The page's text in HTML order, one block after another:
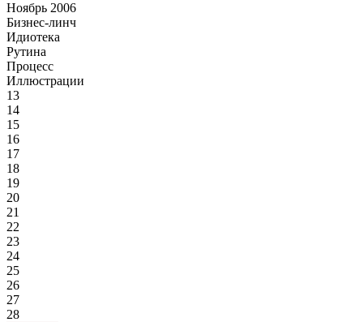
Ноябрь 2006
Бизнес-линч
Идиотека
Рутина
Процесс
Иллюстрации
13
14
15
16
17
18
19
20
21
22
23
24
25
26
27
28